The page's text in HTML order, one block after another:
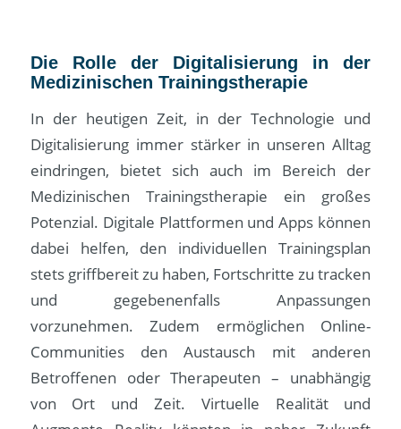
Die Rolle der Digitalisierung in der
Medizinischen Trainingstherapie
In der heutigen Zeit, in der Technologie und
Digitalisierung immer stärker in unseren Alltag
eindringen, bietet sich auch im Bereich der
Medizinischen Trainingstherapie ein großes
Potenzial. Digitale Plattformen und Apps können
dabei helfen, den individuellen Trainingsplan
stets griffbereit zu haben, Fortschritte zu tracken
und gegebenenfalls Anpassungen
vorzunehmen. Zudem ermöglichen Online-
Communities den Austausch mit anderen
Betroffenen oder Therapeuten – unabhängig
von Ort und Zeit. Virtuelle Realität und